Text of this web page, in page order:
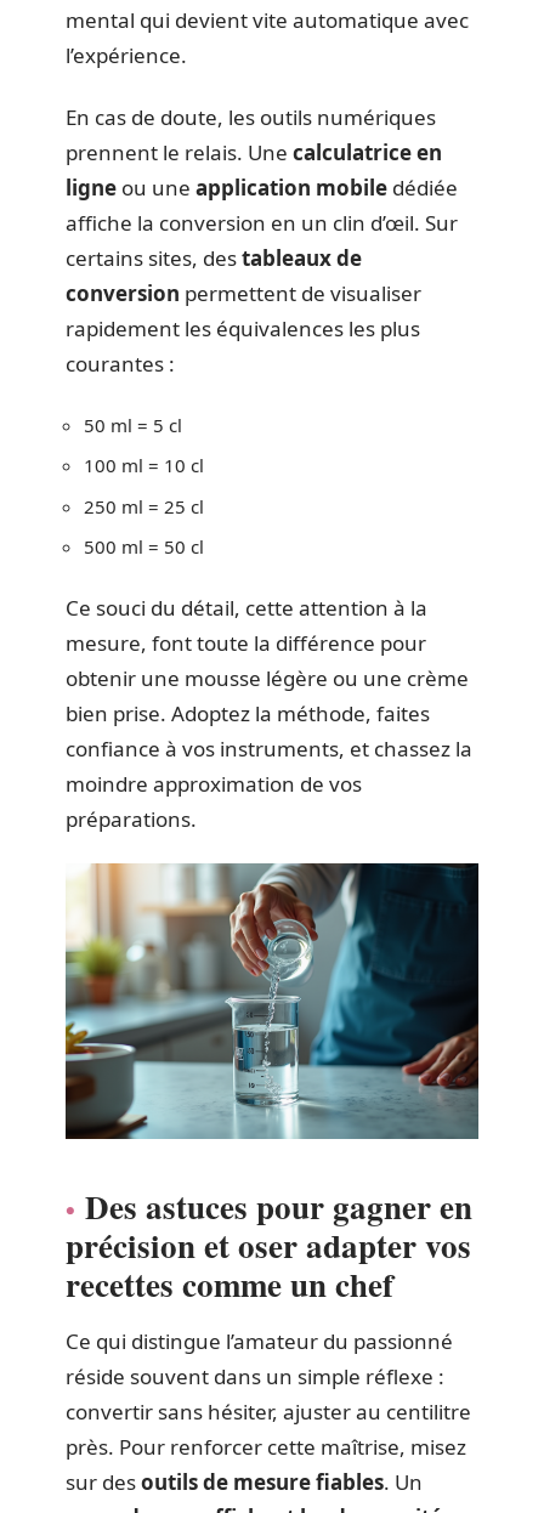
mental qui devient vite automatique avec
l’expérience.
En cas de doute, les outils numériques
prennent le relais. Une calculatrice en
ligne ou une application mobile dédiée
affiche la conversion en un clin d’œil. Sur
certains sites, destableaux de
conversion permettent de visualiser
rapidement les équivalences les plus
courantes :
50 ml = 5 cl
100 ml = 10 cl
250 ml = 25 cl
500 ml = 50 cl
Ce souci du détail, cette attention à la
mesure, font toute la différence pour
obtenir une mousse légère ou une crème
bien prise. Adoptez la méthode, faites
confiance à vos instruments, et chassez la
moindre approximation de vos
préparations.
Des astuces pour gagner en
précision et oser adapter vos
recettes comme un chef
Ce qui distingue l’amateur du passionné
réside souvent dans un simple réflexe :
convertir sans hésiter, ajuster au centilitre
près. Pour renforcer cette maîtrise, misez
sur desoutils de mesure fiables. Un